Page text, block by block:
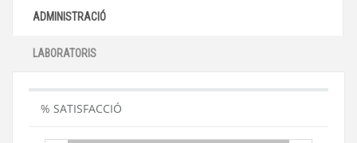
ADMINISTRACIÓ
LABORATORIS
% SATISFACCIÓ